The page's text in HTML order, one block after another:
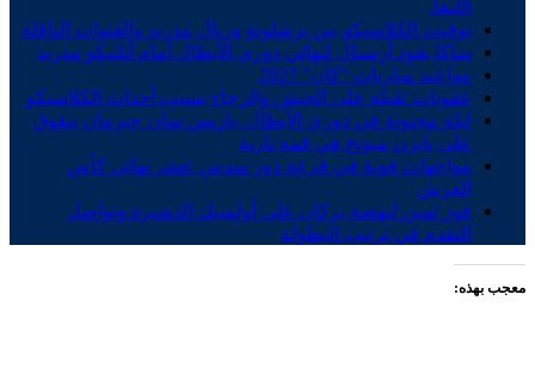
الليغا.
توقيت الكلاسيكو بين برشلونة وريال مدريد والقنوات الناقلة
ساكا يقود أرسنال لنهائي دوري الأبطال أمام أتلتيكو مدريد
مواعيد مباريات “كان” 2027
عقوبات ثقيلة على الجيش والرجاء بسبب أحداث الكلاسيكو
ليلة مجنونة في دوري الأبطال..باريس سان جيرمان يتفوق
على بايرن ميونخ في قمة نارية
مواجهات قوية في قرعة دور سدس عشر نهائي كأس
العرش
فوز ثمين لنهضة بركان على أولمبيك الدشيرة وتواصل
التقدم في ترتيب البطولة
معجب بهذه: